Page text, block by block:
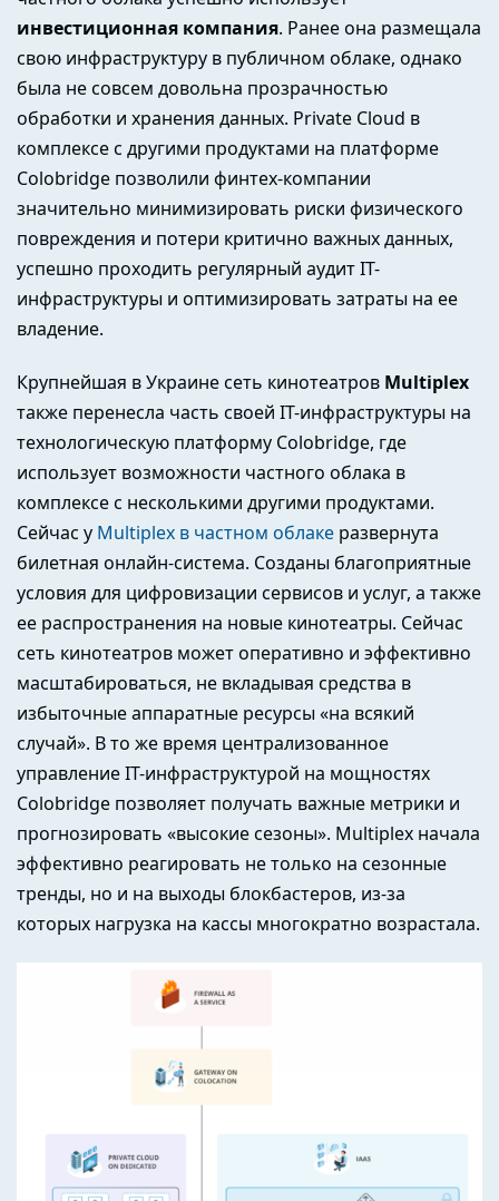
инвестиционная компания. Ранее она размещала
свою инфраструктуру в публичном облаке, однако
была не совсем довольна прозрачностью
обработки и хранения данных. Private Cloud в
комплексе с другими продуктами на платформе
Colobridge позволили финтех-компании
значительно минимизировать риски физического
повреждения и потери критично важных данных,
успешно проходить регулярный аудит IT-
инфраструктуры и оптимизировать затраты на ее
владение.
Крупнейшая в Украине сеть кинотеатров Multiplex
также перенесла часть своей IT-инфраструктуры на
технологическую платформу Colobridge, где
использует возможности частного облака в
комплексе с несколькими другими продуктами.
Сейчас у Multiplex в частном облаке развернута
билетная онлайн-система. Созданы благоприятные
условия для цифровизации сервисов и услуг, а также
ее распространения на новые кинотеатры. Сейчас
сеть кинотеатров может оперативно и эффективно
масштабироваться, не вкладывая средства в
избыточные аппаратные ресурсы «на всякий
случай». В то же время централизованное
управление IT-инфраструктурой на мощностях
Colobridge позволяет получать важные метрики и
прогнозировать «высокие сезоны». Multiplex начала
эффективно реагировать не только на сезонные
тренды, но и на выходы блокбастеров, из-за
которых нагрузка на кассы многократно возрастала.